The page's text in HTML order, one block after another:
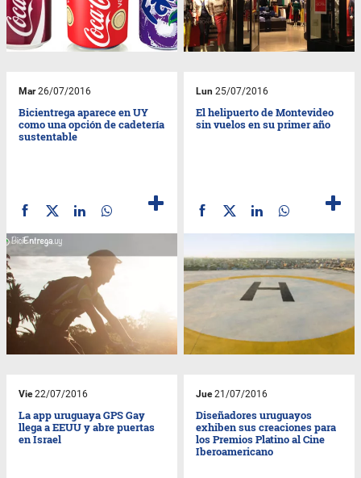
Mar26/07/2016
Bicientrega aparece en UY
como una opción de cadetería
sustentable
Lun 25/07/2016
El helipuerto de Montevideo
sin vuelos en su primer año
Vie22/07/2016
La app uruguaya GPS Gay
llega a EEUU y abre puertas
en Israel
Jue21/07/2016
Diseñadores uruguayos
exhiben sus creaciones para
los Premios Platino al Cine
Iberoamericano